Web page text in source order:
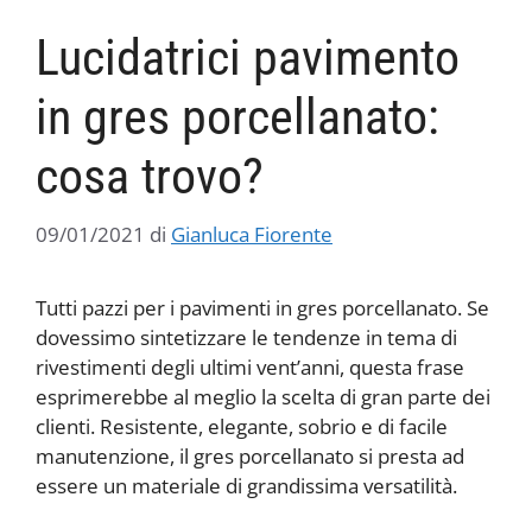
Lucidatrici pavimento
in gres porcellanato:
cosa trovo?
09/01/2021 di Gianluca Fiorente
Tutti pazzi per i pavimenti in gres porcellanato. Se
dovessimo sintetizzare le tendenze in tema di
rivestimenti degli ultimi vent’anni, questa frase
esprimerebbe al meglio la scelta di gran parte dei
clienti. Resistente, elegante, sobrio e di facile
manutenzione, il gres porcellanato si presta ad
essere un materiale di grandissima versatilità.